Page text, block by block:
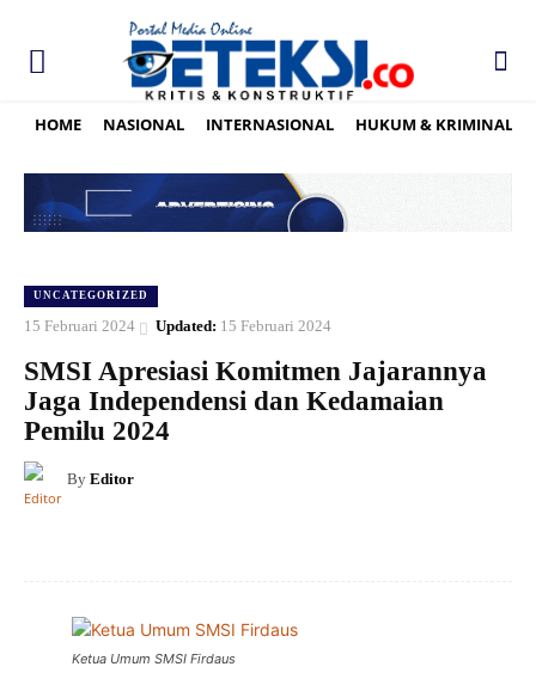
HOME NASIONAL INTERNASIONAL HUKUM & KRIMINAL
UNCATEGORIZED
15 Februari 2024 Updated: 15 Februari 2024
SMSI Apresiasi Komitmen Jajarannya
Jaga Independensi dan Kedamaian
Pemilu 2024
By Editor
Ketua Umum SMSI Firdaus